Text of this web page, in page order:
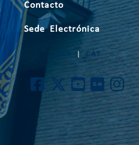
Contacto
Sede Electrónica
CAT